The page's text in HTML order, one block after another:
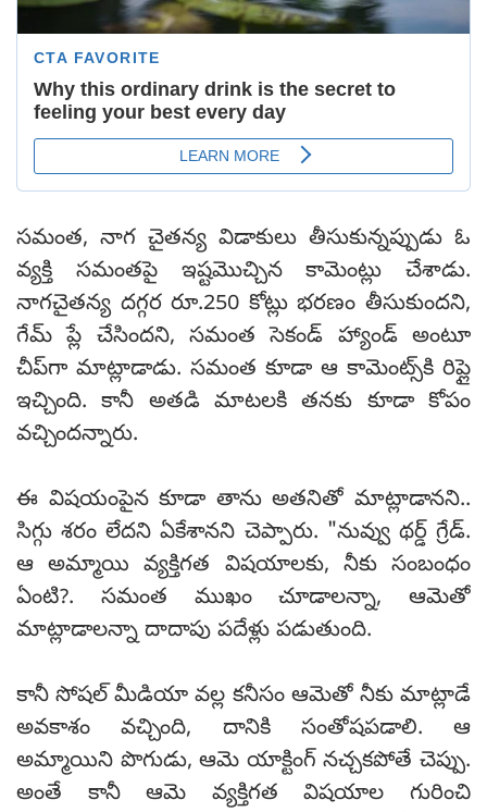
సమంత, నాగ చైతన్య విడాకులు తీసుకున్నప్పుడు ఓ
వ్యక్తి సమంతపై ఇష్టమొచ్చిన కామెంట్లు చేశాడు.
నాగచైతన్య దగ్గర రూ.250 కోట్లు భరణం తీసుకుందని,
గేమ్‌ ప్లే చేసిందని, సమంత సెకండ్‌ హ్యాండ్‌ అంటూ
చీప్‌గా మాట్లాడాడు. సమంత కూడా ఆ కామెంట్స్‌కి రిప్లై
ఇచ్చింది. కానీ అతడి మాటలకి తనకు కూడా కోపం
వచ్చిందన్నారు.
ఈ విషయంపైన కూడా తాను అతనితో మాట్లాడానని..
సిగ్గు శరం లేదని ఏకేశానని చెప్పారు. "నువ్వు థర్డ్‌ గ్రేడ్‌.
ఆ అమ్మాయి వ్యక్తిగత విషయాలకు, నీకు సంబంధం
ఏంటి?. సమంత ముఖం చూడాలన్నా, ఆమెతో
మాట్లాడాలన్నా దాదాపు పదేళ్లు పడుతుంది.
కానీ సోషల్‌ మీడియా వల్ల కనీసం ఆమెతో నీకు మాట్లాడే
అవకాశం వచ్చింది, దానికి సంతోషపడాలి. ఆ
అమ్మాయిని పొగుడు, ఆమె యాక్టింగ్‌ నచ్చకపోతే చెప్పు.
అంతే కానీ ఆమె వ్యక్తిగత విషయాల గురించి